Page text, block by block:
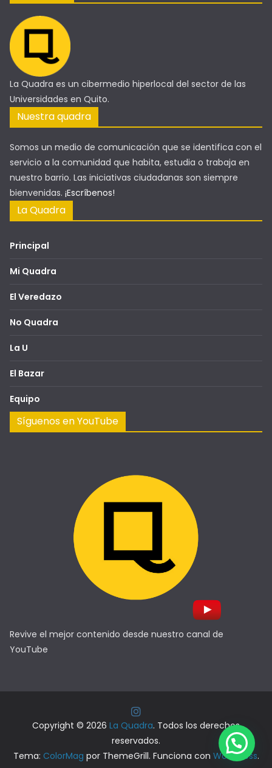
La Quadra es un cibermedio hiperlocal del sector de las
Universidades en Quito.
Nuestra quadra
Somos un medio de comunicación que se identifica con el
servicio a la comunidad que habita, estudia o trabaja en
nuestro barrio. Las iniciativas ciudadanas son siempre
bienvenidas. ¡Escríbenos!
La Quadra
Principal
Mi Quadra
El Veredazo
No Quadra
La U
El Bazar
Equipo
Síguenos en YouTube
Revive el mejor contenido desde nuestro canal de
YouTube
Copyright © 2026 La Quadra. Todos los derechos
reservados.
Tema: ColorMag por ThemeGrill. Funciona con WordPress.